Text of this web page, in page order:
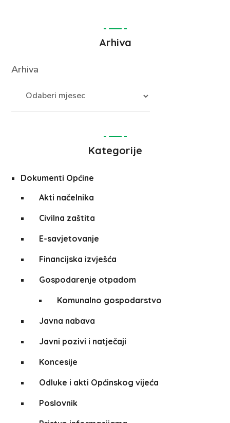
Arhiva
Arhiva
Kategorije
Dokumenti Općine
Akti načelnika
Civilna zaštita
E-savjetovanje
Financijska izvješća
Gospodarenje otpadom
Komunalno gospodarstvo
Javna nabava
Javni pozivi i natječaji
Koncesije
Odluke i akti Općinskog vijeća
Poslovnik